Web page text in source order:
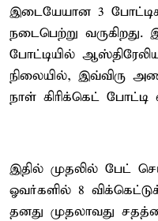
இடையேயான 3
நடைபெற்று வருகிறது.
போட்டியில்
நிலையில், இவ்விரு
நாள் கிரிக்கெட் போட்டி
இதில் முதலில் பேட்
ஓவர்களில் 8
தனது முதலாவது